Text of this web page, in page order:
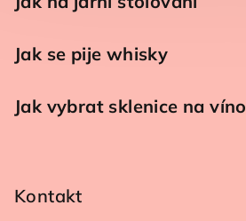
Jak se pije whisky
Jak vybrat sklenice na víno
Kontakt